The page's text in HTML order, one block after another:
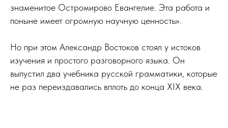
знаменитое Остромирово Евангелие. Эта работа и
поныне имеет огромную научную ценность».
Но при этом Александр Востоков стоял у истоков
изучения и простого разговорного языка. Он
выпустил два учебника русской грамматики, которые
не раз переиздавались вплоть до конца XIX века.